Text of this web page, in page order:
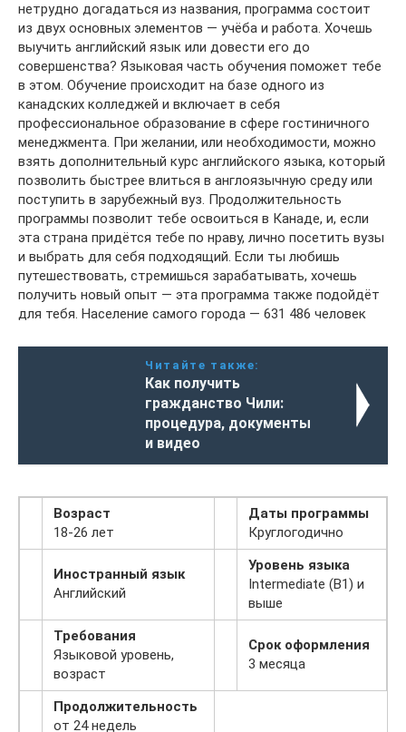
нетрудно догадаться из названия, программа состоит
из двух основных элементов — учёба и работа. Хочешь
выучить английский язык или довести его до
совершенства? Языковая часть обучения поможет тебе
в этом. Обучение происходит на базе одного из
канадских колледжей и включает в себя
профессиональное образование в сфере гостиничного
менеджмента. При желании, или необходимости, можно
взять дополнительный курс английского языка, который
позволить быстрее влиться в англоязычную среду или
поступить в зарубежный вуз. Продолжительность
программы позволит тебе освоиться в Канаде, и, если
эта страна придётся тебе по нраву, лично посетить вузы
и выбрать для себя подходящий. Если ты любишь
путешествовать, стремишься зарабатывать, хочешь
получить новый опыт — эта программа также подойдёт
для тебя. Население самого города — 631 486 человек
Читайте также:
Как получить
гражданство Чили:
процедура, документы
и видео
Возраст
18-26 лет
Даты программы
Круглогодично
Иностранный язык
Английский
Уровень языка
Intermediate (В1) и
выше
Требования
Языковой уровень,
возраст
Срок оформления
3 месяца
Продолжительность
от 24 недель